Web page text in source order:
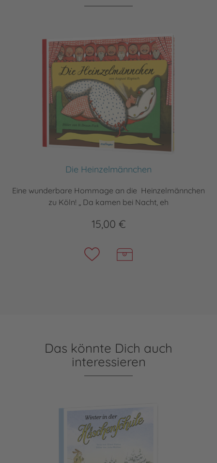
Die Heinzelmännchen
Eine wunderbare Hommage an die Heinzelmännchen
zu Köln! „ Da kamen bei Nacht, eh
15,00 €
Das könnte Dich auch
interessieren